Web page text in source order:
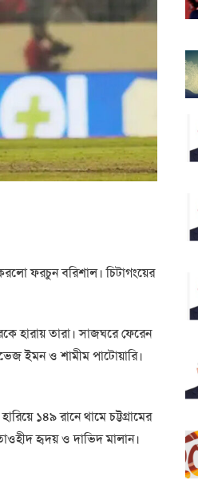
ফরচুন বরিশাল। চিটাগংয়ের
হারায় তারা। সাজঘরে ফেরেন
ইমন ও শামীম পাটোয়ারি।
১৪৯ রানে থামে চট্টগ্রামের
হৃদয় ও দাভিদ মালান।